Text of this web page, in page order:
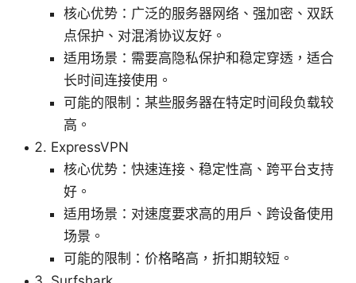
核心优势：广泛的服务器网络、强加密、双跃
点保护、对混淆协议友好。
适用场景：需要高隐私保护和稳定穿透，适合
长时间连接使用。
可能的限制：某些服务器在特定时间段负载较
高。
ExpressVPN
核心优势：快速连接、稳定性高、跨平台支持
好。
适用场景：对速度要求高的用户、跨设备使用
场景。
可能的限制：价格略高，折扣期较短。